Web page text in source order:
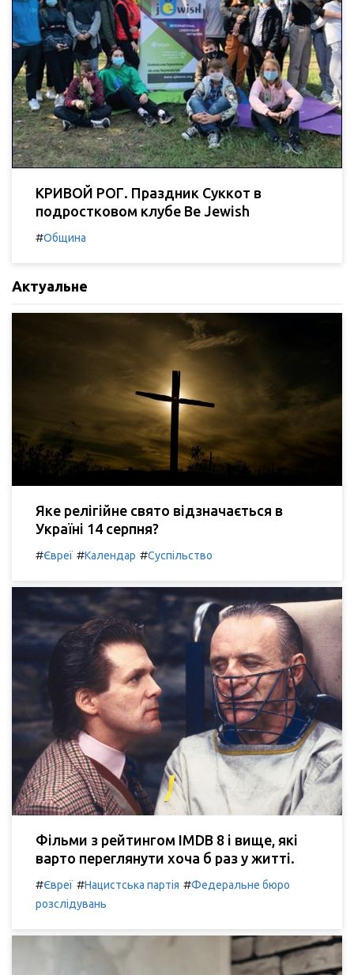
КРИВОЙ РОГ. Праздник Суккот в
подростковом клубе Be Jewish
#Община
Актуальне
Яке релігійне свято відзначається в
Україні 14 серпня?
#Євреї #Календар #Суспільство
Фільми з рейтингом IMDB 8 і вище, які
варто переглянути хоча б раз у житті.
#Євреї #Нацистська партія #Федеральне бюро
розслідувань